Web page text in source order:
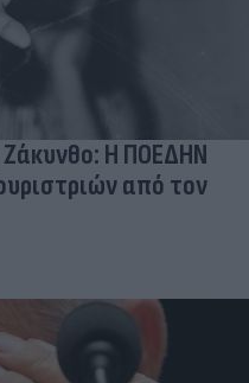
Η ΠΟΕΔΗΝ
από τον